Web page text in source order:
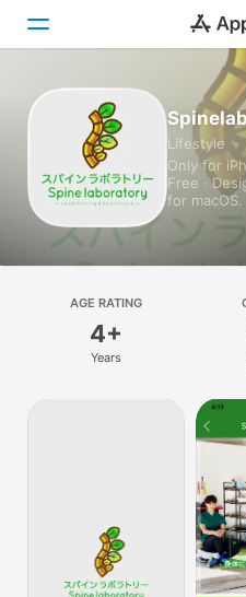
Today
Games
Apps
Arcade
Platform
iPad
Lifestyle
Only for
Free ·
for macOS.
AGE RATING
4+
Years